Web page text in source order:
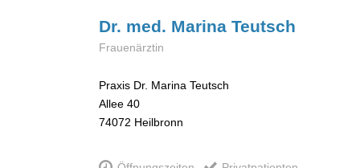
Dr. med. MarinaTeutsch
Frauenärztin
Praxis Dr. Marina Teutsch
Allee 40
74072 Heilbronn